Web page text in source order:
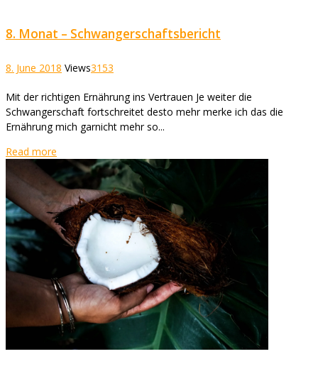
8. Monat – Schwangerschaftsbericht
8. June 2018 Views3153
Mit der richtigen Ernährung ins Vertrauen Je weiter die
Schwangerschaft fortschreitet desto mehr merke ich das die
Ernährung mich garnicht mehr so...
Read more